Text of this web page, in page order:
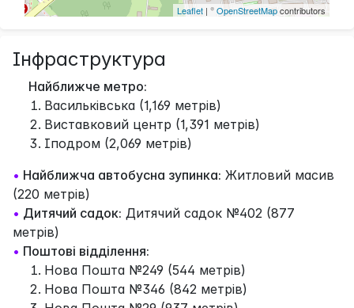
Leaflet | ©OpenStreetMapcontributors
Інфраструктура
Найближче метро:
Васильківська (1,169 метрів)
Виставковий центр (1,391 метрів)
Іподром (2,069 метрів)
• Найближча автобусна зупинка: Житловий масив
(220 метрів)
• Дитячий садок: Дитячий садок №402 (877
метрів)
• Поштові відділення:
Нова Пошта №249 (544 метрів)
Нова Пошта №346 (842 метрів)